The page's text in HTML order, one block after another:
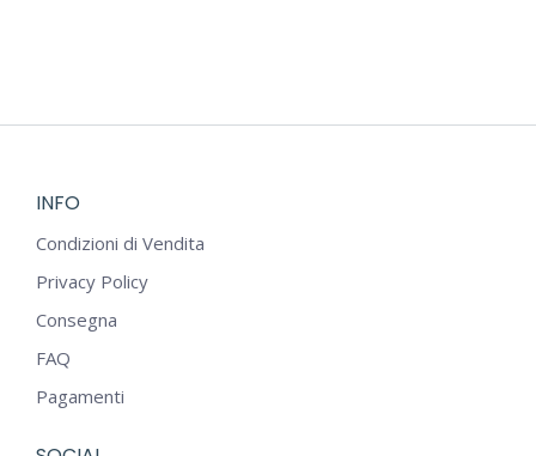
INFO
Condizioni di Vendita
Privacy Policy
Consegna
FAQ
Pagamenti